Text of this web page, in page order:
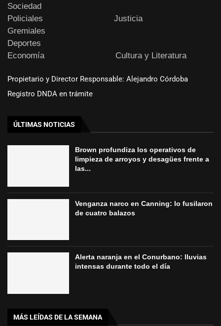
Sociedad
Policiales
Justicia
Gremiales
Deportes
Economía
Cultura y Literatura
Propietario y Director Responsable: Alejandro Córdoba
Registro DNDA en trámite
ÚLTIMAS NOTICIAS
Brown profundiza los operativos de
limpieza de arroyos y desagües frente a
las...
Venganza narco en Canning: lo fusilaron
de cuatro balazos
Alerta naranja en el Conurbano: lluvias
intensas durante todo el día
MÁS LEÍDAS DE LA SEMANA